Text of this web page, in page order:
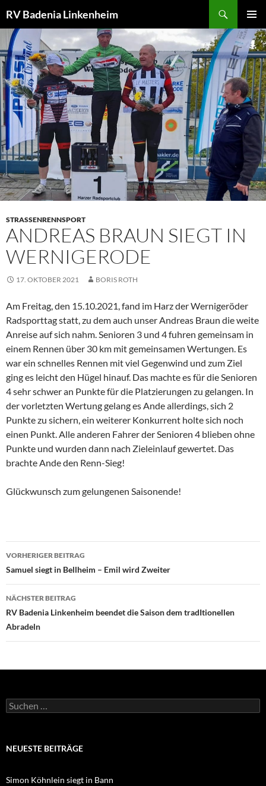
Inhalt
springen
RV Badenia Linkenheim
MENÜ
STRASSENRENNSPORT
ANDREAS BRAUN SIEGT IN
WERNIGERODE
17. OKTOBER 2021 BORIS ROTH
Am Freitag, den 15.10.2021, fand im Harz der Wernigeröder
Radsporttag statt, zu dem auch unser Andreas Braun die weite
Anreise auf sich nahm. Senioren 3 und 4 fuhren gemeinsam in
einem Rennen über 30 km mit gemeinsamen Wertungen. Es
war ein schnelles Rennen mit viel Gegenwind und zum Ziel
ging es leicht den Hügel hinauf. Das machte es für die Senioren
4 sehr schwer an Punkte für die Platzierungen zu gelangen. In
der vorletzten Wertung gelang es Ande allerdings, sich 2
Punkte zu sichern, ein weiterer Konkurrent holte sich noch
einen Punkt. Alle anderen Fahrer der Senioren 4 blieben ohne
Punkte und wurden dann nach Zieleinlauf gewertet. Das
brachte Ande den Renn-Sieg!
Glückwunsch zum gelungenen Saisonende!
Beitragsnavigation
VORHERIGER BEITRAG
Samuel siegt in Bellheim – Emil wird Zweiter
NÄCHSTER BEITRAG
RV Badenia Linkenheim beendet die Saison dem tradItionellen
Abradeln
Suchen
nach:
NEUESTE BEITRÄGE
Simon Köhnlein siegt in Bann